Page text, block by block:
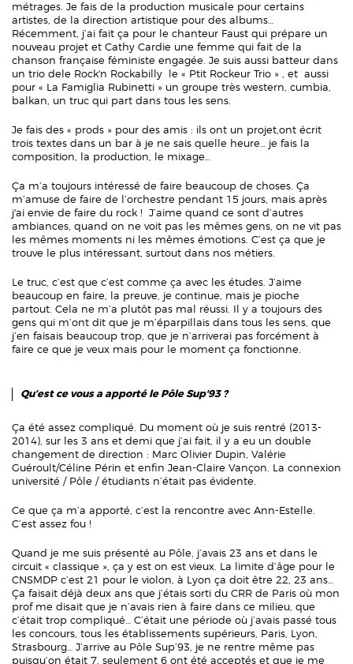
métrages. Je fais de la production musicale pour certains
artistes, de la direction artistique pour des albums…
Récemment, j’ai fait ça pour le chanteur Faust qui prépare un
nouveau projet et Cathy Cardie une femme qui fait de la
chanson française féministe engagée. Je suis aussi batteur dans
un trio dele Rock'n Rockabilly le « Ptit Rockeur Trio » , et aussi
pour « La Famiglia Rubinetti » un groupe très western, cumbia,
balkan, un truc qui part dans tous les sens.
Je fais des « prods » pour des amis : ils ont un projet,ont écrit
trois textes dans un bar à je ne sais quelle heure… je fais la
composition, la production, le mixage…
Ça m’a toujours intéressé de faire beaucoup de choses. Ça
m’amuse de faire de l’orchestre pendant 15 jours, mais après
j'ai envie de faire du rock ! J’aime quand ce sont d’autres
ambiances, quand on ne voit pas les mêmes gens, on ne vit pas
les mêmes moments ni les mêmes émotions. C’est ça que je
trouve le plus intéressant, surtout dans nos métiers.
Le truc, c’est que c’est comme ça avec les études. J’aime
beaucoup en faire, la preuve, je continue, mais je pioche
partout. Cela ne m’a plutôt pas mal réussi. Il y a toujours des
gens qui m’ont dit que je m’éparpillais dans tous les sens, que
j’en faisais beaucoup trop, que je n’arriverai pas forcément à
faire ce que je veux mais pour le moment ça fonctionne.
Qu’est ce vous a apportéle Pôle Sup'93 ?
Ça été assez compliqué. Du moment où je suis rentré (2013-
2014), sur les 3 ans et demi que j’ai fait, il y a eu un double
changement de direction : Marc Olivier Dupin, Valérie
Guéroult/Céline Périn et enfin Jean-Claire Vançon. La connexion
université / Pôle / étudiants n’était pas évidente.
Ce que ça m’a apporté, c’est la rencontre avec Ann-Estelle.
C’est assez fou !
Quand je me suis présenté au Pôle, j’avais 23 ans et dans le
circuit « classique », ça y est on est vieux. La limite d’âge pour le
CNSMDP c’est 21 pour le violon, à Lyon ça doit être 22, 23 ans…
Ça faisait déjà deux ans que j’étais sorti du CRR de Paris où mon
prof me disait que je n’avais rien à faire dans ce milieu, que
c’était trop compliqué… C’était une période où j’avais passé tous
les concours, tous les établissements supérieurs, Paris, Lyon,
Strasbourg… J’arrive au Pôle Sup’93, je ne rentre même pas
puisqu’on était 7, seulement 6 ont été acceptés et que je me